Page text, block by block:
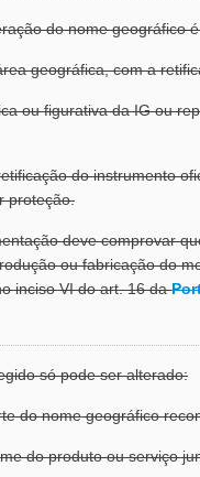
do nome geográfico
geográfica, com a
ou figurativa da IG ou
do instrumento
proteção.
deve comprovar
ou fabricação do
inciso VI do art. 16 da
só pode ser alterado:
do nome geográfico
do produto ou serviço